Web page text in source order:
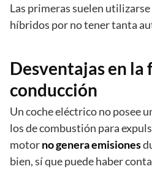
Las primeras suelen
híbridos por no tener tanta
Desventajas en la
conducción
Un coche eléctrico no posee
los de combustión para
motorno genera emisiones
bien, sí que puede haber